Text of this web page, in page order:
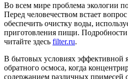
Во всем мире проблема экологии
Перед человечеством встает
обеспечить очистку воды,
приготовления пищи.
читайте здесь filter.ru.
В бытовых условиях эффективной
обратного осмоса, когда
содержанием различных примесей